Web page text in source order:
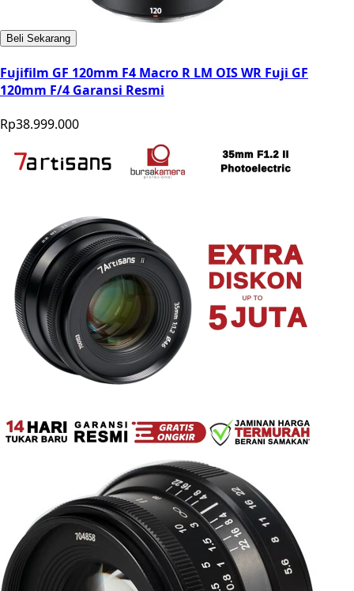
Beli Sekarang
Fujifilm GF 120mm F4 Macro R LM OIS WR Fuji GF
120mm F/4 Garansi Resmi
Rp38.999.000